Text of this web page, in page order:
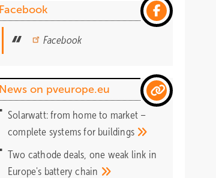
Facebook
Facebook
News on pveurope.eu
Solarwatt: from home to market –
complete systems for buildings
Two cathode deals, one weak link in
Europe's batterychain